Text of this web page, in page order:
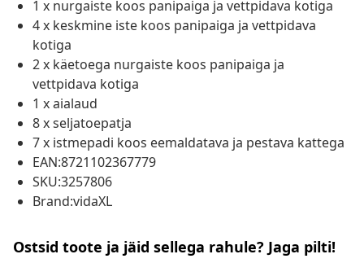
1 x nurgaiste koos panipaiga ja vettpidava kotiga
4 x keskmine iste koos panipaiga ja vettpidava
kotiga
2 x käetoega nurgaiste koos panipaiga ja
vettpidava kotiga
1 x aialaud
8 x seljatoepatja
7 x istmepadi koos eemaldatava ja pestava kattega
EAN:8721102367779
SKU:3257806
Brand:vidaXL
Ostsid toote ja jäid sellega rahule? Jaga pilti!